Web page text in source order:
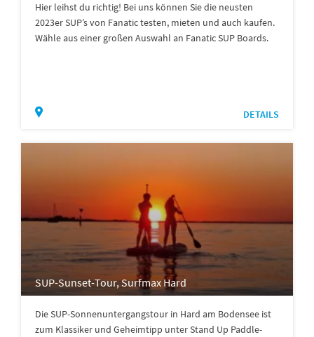
Hier leihst du richtig! Bei uns können Sie die neusten
2023er SUP’s von Fanatic testen, mieten und auch kaufen.
Wähle aus einer großen Auswahl an Fanatic SUP Boards.
DETAILS
SUP-Sunset-Tour, Surfmax Hard
Die SUP-Sonnenuntergangstour in Hard am Bodensee ist
zum Klassiker und Geheimtipp unter Stand Up Paddle-